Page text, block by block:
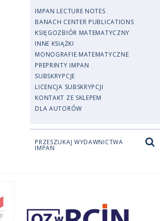
IMPAN LECTURE NOTES
BANACH CENTER PUBLICATIONS
KSIĘGOZBIÓR MATEMATYCZNY
INNE KSIĄŻKI
MONOGRAFIE MATEMATYCZNE
PREPRINTY IMPAN
SUBSKRYPCJE
LICENCJA SUBSKRYPCJI
KONTAKT ZE SKLEPEM
DLA AUTORÓW
PRZESZUKAJ WYDAWNICTWA
IMPAN